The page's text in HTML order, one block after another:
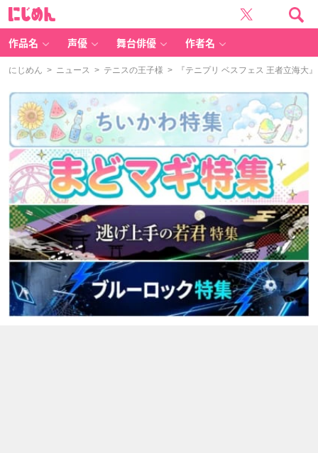
作品名 声優 舞台俳優 作者名
にじめん > ニュース > テニスの王子様 > 『テニプリ ベスフェス 王者立海大